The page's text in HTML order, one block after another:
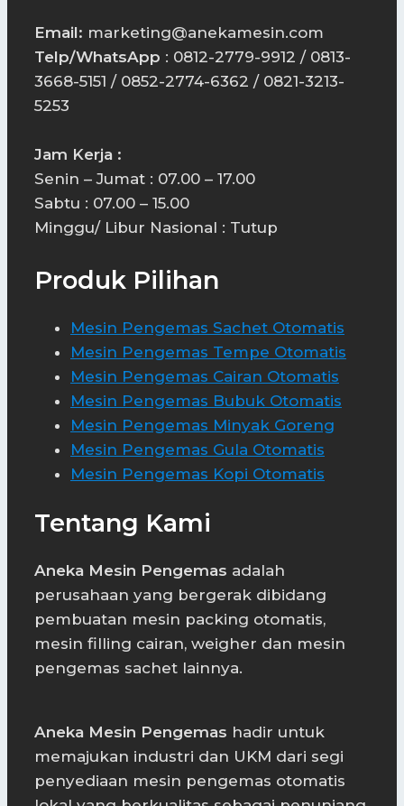
Email: marketing@anekamesin.com
Telp/WhatsApp : 0812-2779-9912 / 0813-
3668-5151 / 0852-2774-6362 / 0821-3213-
5253
Jam Kerja :
Senin – Jumat : 07.00 – 17.00
Sabtu : 07.00 – 15.00
Minggu/ Libur Nasional : Tutup
Produk Pilihan
Mesin Pengemas Sachet Otomatis
Mesin Pengemas Tempe Otomatis
Mesin Pengemas Cairan Otomatis
Mesin Pengemas Bubuk Otomatis
Mesin Pengemas Minyak Goreng
Mesin Pengemas Gula Otomatis
Mesin Pengemas Kopi Otomatis
Tentang Kami
Aneka Mesin Pengemas adalah
perusahaan yang bergerak dibidang
pembuatan mesin packing otomatis,
mesin filling cairan, weigher dan mesin
pengemas sachet lainnya.
Aneka Mesin Pengemas hadir untuk
memajukan industri dan UKM dari segi
penyediaan mesin pengemas otomatis